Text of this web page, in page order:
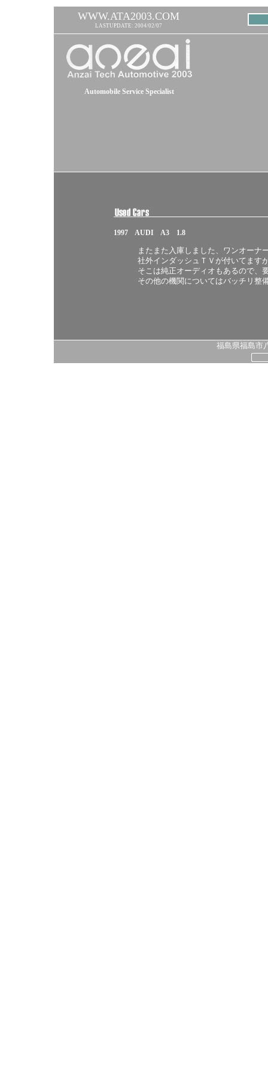
WWW.ATA2003.COM
LASTUPDATE: 2004/02/07
Automobile Service Specialist
1997 AUDI A3 1.8
またまた入庫しました、ワンオーナ
社外インダッシュＴＶが付いてます
そこは純正オーディオもあるので、
その他の機関についてはバッチリ整
福島県福島市